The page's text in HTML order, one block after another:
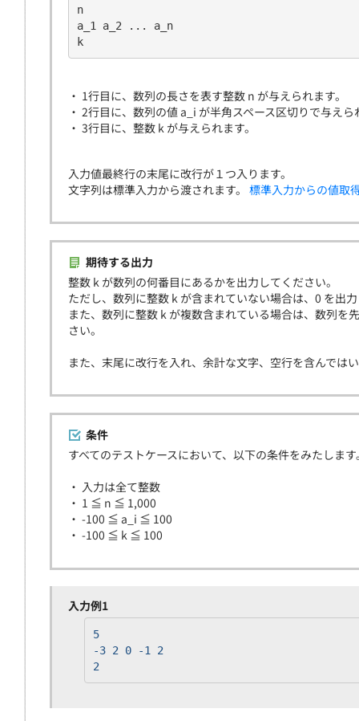
n
a_1 a_2 ... a_n
k
・ 1行目に、数列の長さを表す整数 n が与えられます。
・ 2行目に、数列の値 a_i が半角スペース区切りで与えら
・ 3行目に、整数 k が与えられます。
入力値最終行の末尾に改行が１つ入ります。
文字列は標準入力から渡されます。 標準入力からの値取
期待する出力
整数 k が数列の何番目にあるかを出力してください。
ただし、数列に整数 k が含まれていない場合は、0 を出
また、数列に整数 k が複数含まれている場合は、数列
さい。
また、末尾に改行を入れ、余計な文字、空行を含んでは
条件
すべてのテストケースにおいて、以下の条件をみたします
・ 入力は全て整数
・ 1 ≦ n ≦ 1,000
・ -100 ≦ a_i ≦ 100
・ -100 ≦ k ≦ 100
入力例1
5
-3 2 0 -1 2
2